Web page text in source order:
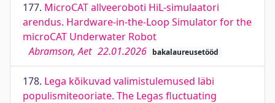
177. MicroCAT allveeroboti HiL-simulaatori
arendus. Hardware-in-the-Loop Simulator for the
microCAT Underwater Robot
Abramson, Aet 22.01.2026 bakalaureusetööd
178. Lega kõikuvad valimistulemused läbi
populismiteooriate. The Legas fluctuating